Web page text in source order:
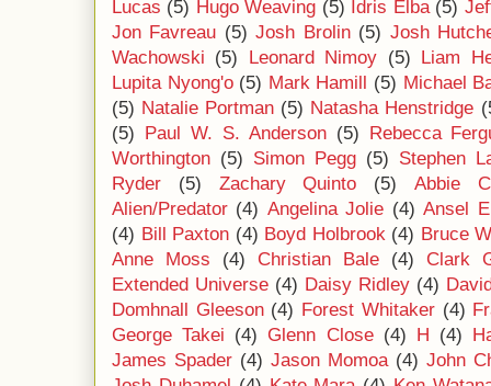
Lucas (5) Hugo Weaving (5) Idris Elba (5)
Jon Favreau (5) Josh Brolin (5) Josh
Wachowski (5) Leonard Nimoy (5) Liam
Lupita Nyong'o (5) Mark Hamill (5) Michael
(5) Natalie Portman (5) Natasha Henstridge
(5) Paul W. S. Anderson (5) Rebecca
Worthington (5) Simon Pegg (5) Stephen
Ryder
(5) Zachary Quinto (5)
Abbie
Alien/Predator (4) Angelina Jolie (4) Ansel
(4) Bill Paxton (4) Boyd Holbrook (4) Bruce
Anne Moss
(4) Christian Bale (4)
Clark
Extended Universe (4) Daisy Ridley (4)
Domhnall Gleeson (4) Forest Whitaker (4)
George Takei (4) Glenn Close (4) H (4)
James Spader (4) Jason Momoa (4) John